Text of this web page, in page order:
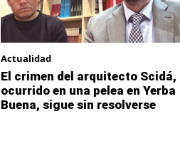
Actualidad
El crimen del arquitecto Scidá,
ocurrido en una pelea en Yerba
Buena, sigue sin resolverse